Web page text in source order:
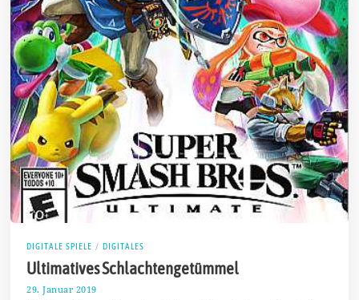
DIGITALE SPIELE / DIGITALES
Ultimatives Schlachtengetümmel
29. Januar 2019